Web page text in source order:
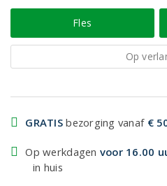
Fles
Op
GRATIS bezorging vanaf €
Op werkdagen voor 16.00
in huis